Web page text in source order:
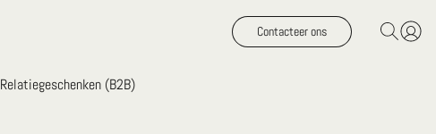
Contacteer ons
Relatiegeschenken (B2B)